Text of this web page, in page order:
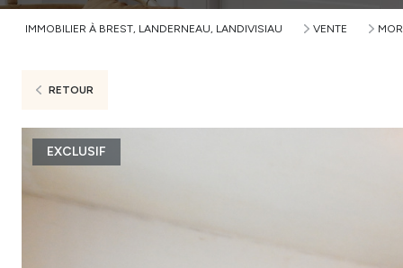
IMMOBILIER À BREST, LANDERNEAU, LANDIVISIAU VENTE
RETOUR
EXCLUSIF